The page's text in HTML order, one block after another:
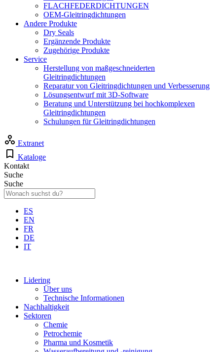
FLACHFEDERDICHTUNGEN
OEM-Gleitringdichtungen
Andere Produkte
Dry Seals
Ergänzende Produkte
Zugehörige Produkte
Service
Herstellung von maßgeschneiderten
Gleitringdichtungen
Reparatur von Gleitringdichtungen und Verbesserung
Lösungsentwurf mit 3D-Software
Beratung und Unterstützung bei hochkomplexen
Gleitringdichtungen
Schulungen für Gleitringdichtungen
Extranet
Kataloge
Kontakt
Suche
Suche
ES
EN
FR
DE
IT
Lidering
Über uns
Technische Informationen
Nachhaltigkeit
Sektoren
Chemie
Petrochemie
Pharma und Kosmetik